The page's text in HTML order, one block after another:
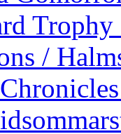
/